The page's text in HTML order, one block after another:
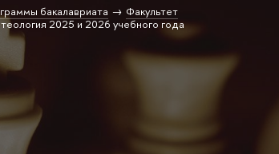
бакалавриата
Факультет
2025 и 2026 учебного года